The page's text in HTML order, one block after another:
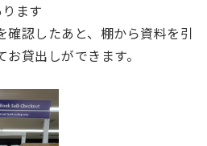
ます
確認したあと、棚から資料を引
貸出しができます。